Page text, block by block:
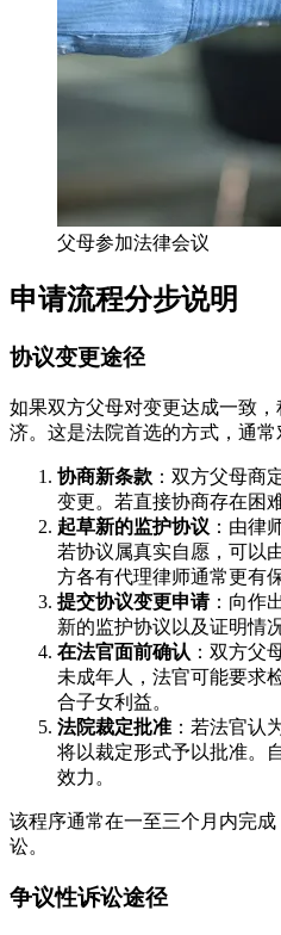
父母参加法律会议
申请流程分步说明
协议变更途径
如果双方父母对变更达成一致
济。这是法院首选的方式，通常
协商新条款 ：双方父母商
变更。若直接协商存在困
起草新的监护协议 ：由律
若协议属真实自愿，可以
方各有代理律师通常更有保
提交协议变更申请：向作
新的监护协议以及证明情
在法官面前确认 ：双方父
未成年人，法官可能要求
合子女利益。
法院裁定批准 ：若法官认
将以裁定形式予以批准。
效力。
该程序通常在一至三个月内完
讼。
争议性诉讼途径